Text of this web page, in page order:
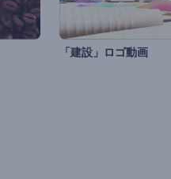
「建設」ロゴ動画